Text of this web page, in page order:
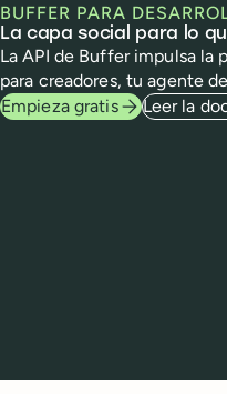
BUFFER PARA
La capa social para lo
La API de Buffer impulsa la
para creadores, tu agente
Empieza gratis
Leer la